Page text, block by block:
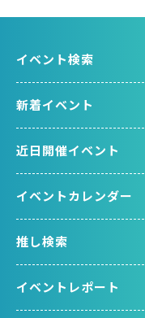
イベント検索
新着イベント
近日開催イベント
イベントカレンダー
推し検索
イベントレポート